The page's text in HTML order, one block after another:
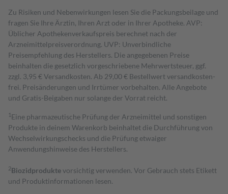
Zu Risiken und Nebenwirkungen lesen Sie die Packungsbeilage und
fragen Sie Ihre Ärztin, Ihren Arzt oder in Ihrer Apotheke. AVP:
Üblicher Apothekenverkaufspreis berechnet nach der
Arzneimittelpreisverordnung. UVP: Unverbindliche
Preisempfehlung des Herstellers. Die angegebenen Preise
beinhalten die gesetzlich vorgeschriebene Mehrwertsteuer, ggf.
zzgl. 3,95 € Versandkosten. Ab 29,00 € Bestell­wert versand­kosten­
frei. Preisänderungen und Irrtümer vorbehalten. Alle Angebote
und Gratis-Beigaben nur solange der Vorrat reicht.
1 Eine pharmazeutische Prüfung der Arzneimittel und sonstigen
Produkte in deinem Warenkorb beinhaltet die Durchführung von
Wechselwirkungschecks und die Prüfung etwaiger
Anwendungshinweise des Herstellers.
2Biozidproduktevorsichtig verwenden. Vor Gebrauch stets Etikett
und Produktinformationen lesen.